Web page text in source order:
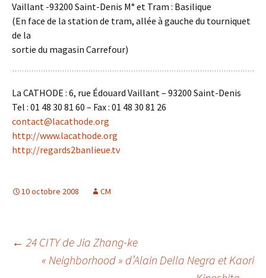
Vaillant -93200 Saint-Denis M° et Tram : Basilique
(En face de la station de tram, allée à gauche du tourniquet
de la
sortie du magasin Carrefour)
La CATHODE : 6, rue Édouard Vaillant – 93200 Saint-Denis
Tel : 01 48 30 81 60 – Fax : 01 48 30 81 26
contact@lacathode.org
http://www.lacathode.org
http://regards2banlieue.tv
10 octobre 2008 CM
Navigation
← 24 CITY de Jia Zhang-ke
« Neighborhood » d’Alain Della Negra et Kaori